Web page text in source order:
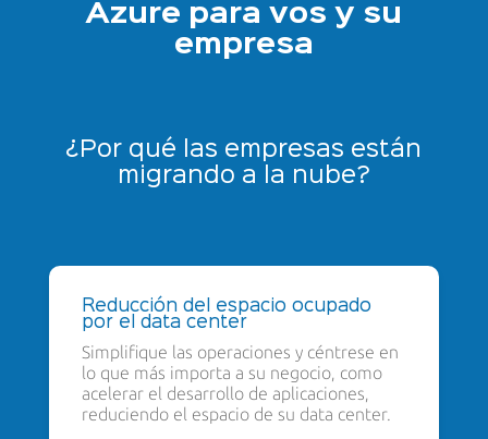
Azure para vos y su
empresa
¿Por qué las empresas están
migrando a la nube?
Reducción del espacio ocupado
por el data center
Simplifique las operaciones y céntrese en
lo que más importa a su negocio, como
acelerar el desarrollo de aplicaciones,
reduciendo el espacio de su data center.